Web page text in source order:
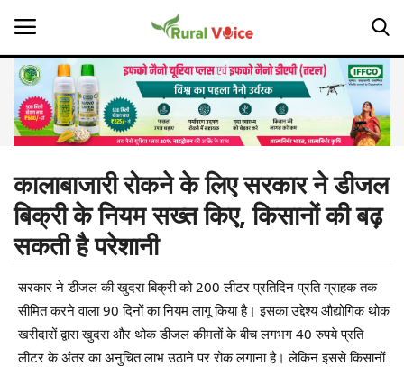
Home
About Us
Leadership Profiles
Opinion
Politics
कालाबाजारी रोकने के लिए सरकार ने डीजल
बिक्री के नियम सख्त किए, किसानों की बढ़
सकती है परेशानी
सरकार ने डीजल की खुदरा बिक्री को 200 लीटर प्रतिदिन प्रति ग्राहक तक
सीमित करने वाला 90 दिनों का नियम लागू किया है। इसका उद्देश्य औद्योगिक थोक
खरीदारों द्वारा खुदरा और थोक डीजल कीमतों के बीच लगभग 40 रुपये प्रति
लीटर के अंतर का अनुचित लाभ उठाने पर रोक लगाना है। लेकिन इससे किसानों